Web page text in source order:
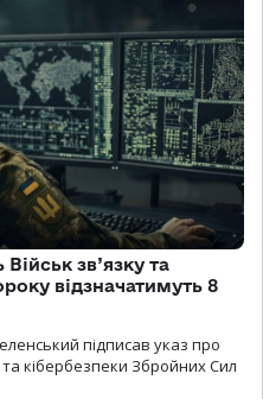
зв’язку та
відзначатимуть 8
підписав указ про
кібербезпеки Збройних Сил